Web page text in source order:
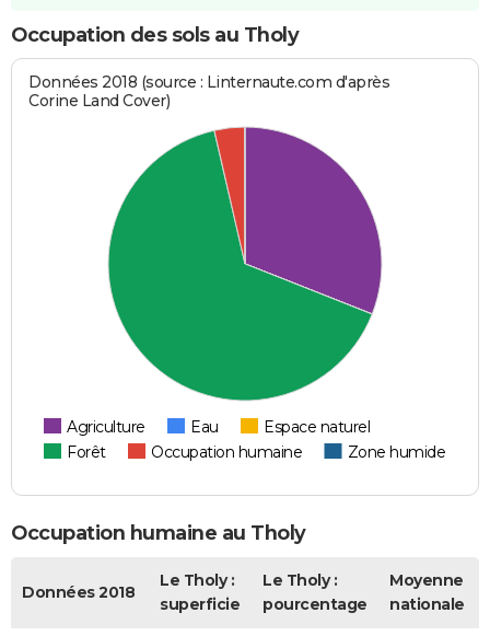
Occupation des sols au Tholy
Données 2018 (source : Linternaute.com d'après
Corine Land Cover)
Agriculture Eau
Espace naturel
Forêt
Occupation humaine Zone humide
Occupation humaine au Tholy
Données 2018
Le Tholy :
superficie
Le Tholy :
pourcentage
Moyenne
nationale